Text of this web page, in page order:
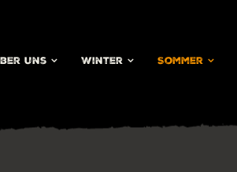
uns Winter Sommer